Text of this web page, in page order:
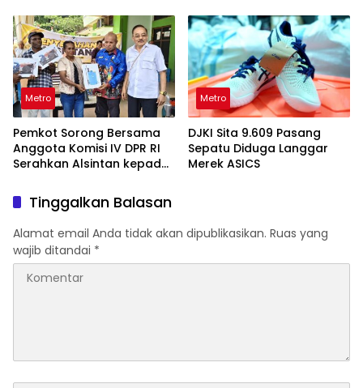
Metro
Pemkot Sorong Bersama
Anggota Komisi IV DPR RI
Serahkan Alsintan kepada
Metro
DJKI Sita 9.609 Pasang
Sepatu Diduga Langgar
Merek ASICS
Tinggalkan Balasan
Alamat email Anda tidak akan dipublikasikan. Ruas yang
wajib ditandai *